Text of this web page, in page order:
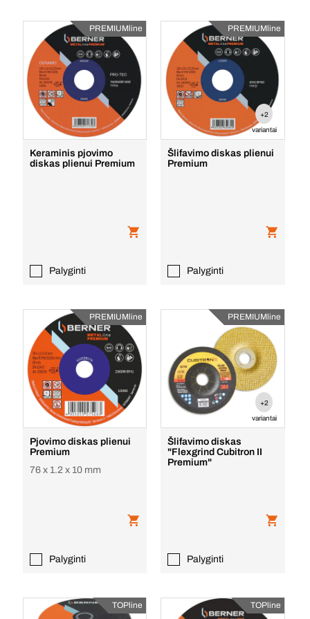
PREMIUMline
Keraminis pjovimo
diskas plienui Premium
Palyginti
PREMIUMline
+2
variantai
Šlifavimo diskas plienui
Premium
Palyginti
PREMIUMline
Pjovimo diskas plienui
Premium
76 x 1.2 x 10 mm
Palyginti
PREMIUMline
+2
variantai
Šlifavimo diskas
"Flexgrind Cubitron II
Premium"
Palyginti
TOPline TOPline